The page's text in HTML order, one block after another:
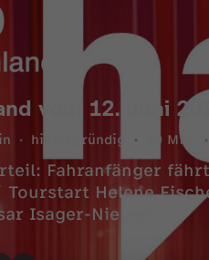
vom 12. Juni
hintergründig 50 Min.
Fahranfänger
Helene
Isager-Nielsen